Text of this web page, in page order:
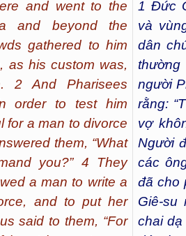
and went to the
and beyond the
gathered to him
as his custom was,
2 And Pharisees
order to test him
for a man to divorce
them, “What
you?” 4 They
a man to write a
and to put her
said to them, “For
1 Đức
và
dân
người
rằng:
vợ
Người
các
đã cho
Giê-su
chai dạ